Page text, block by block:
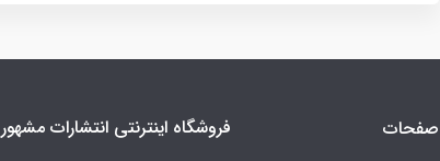
صفحات فروشگاه اینترنتی انتشارات مشهور